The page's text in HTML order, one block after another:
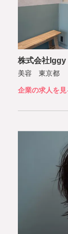
株式会社Iggy
美容 東京都
企業の求人を見